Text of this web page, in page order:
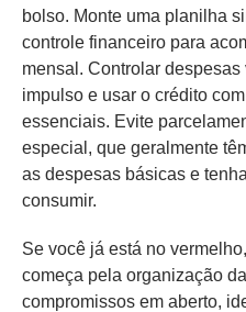
bolso. Monte uma planilha
controle financeiro para
mensal. Controlar
impulso e usar o crédito
essenciais. Evite
especial, que geralmente
as despesas básicas e
consumir.
Se você já está no
começa pela organização
compromissos em aberto,